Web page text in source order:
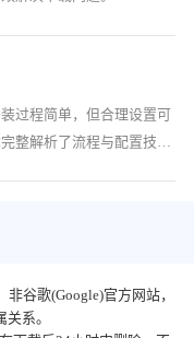
过程简单，但合理设置可
整解析了流程与配置技
谷歌(Google)官方网站，
系。